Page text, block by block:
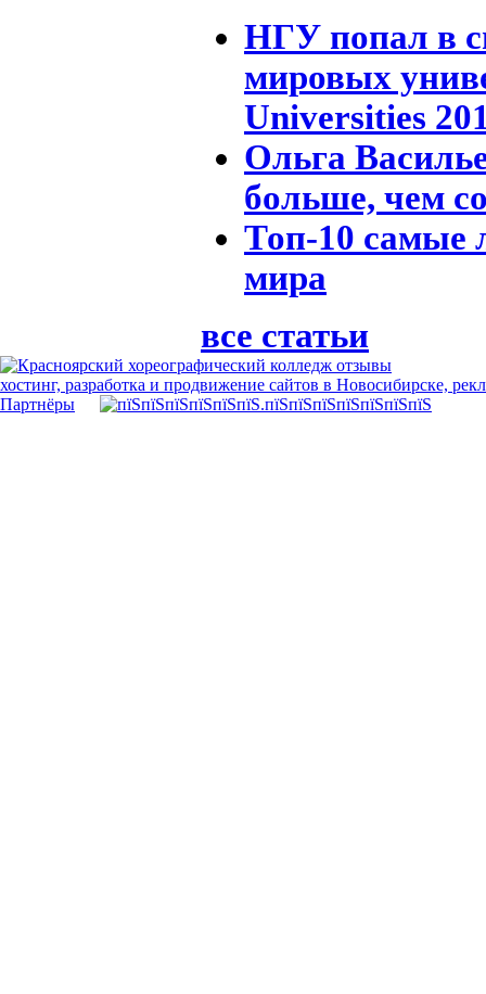
НГУ попал в
мировых
Universities
Ольга
больше, чем
Топ-10 самые
мира
все статьи
хостинг, разработка и продвижение сайтов в Новосибирске,
Партнёры